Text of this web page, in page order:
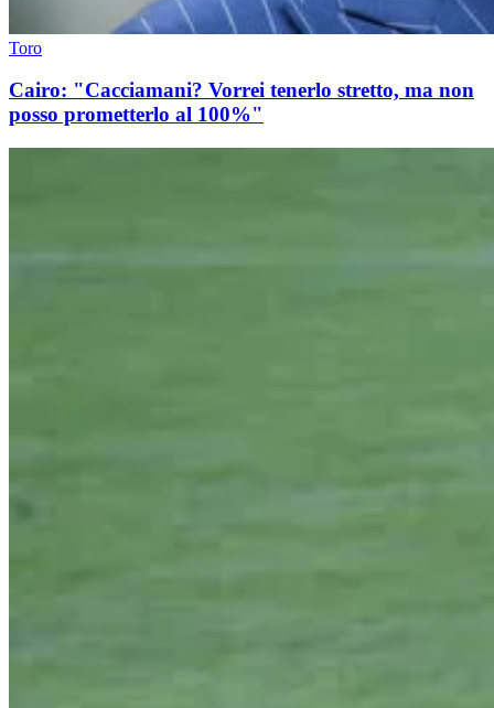
Toro
Cairo: "Cacciamani? Vorrei tenerlo stretto, ma non
posso prometterlo al 100%"